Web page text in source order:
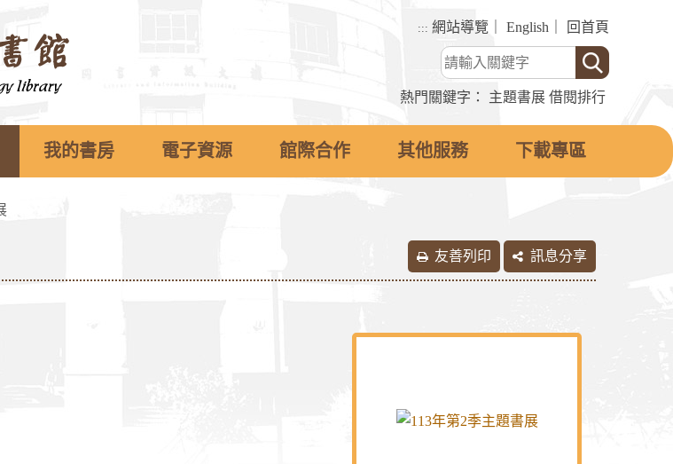
::: 網站導覽 English 回首頁
熱門關鍵字： 主題書展 借閱排行
我的書房 電子資源 館際合作 其他服務 下載專區
友善列印 訊息分享